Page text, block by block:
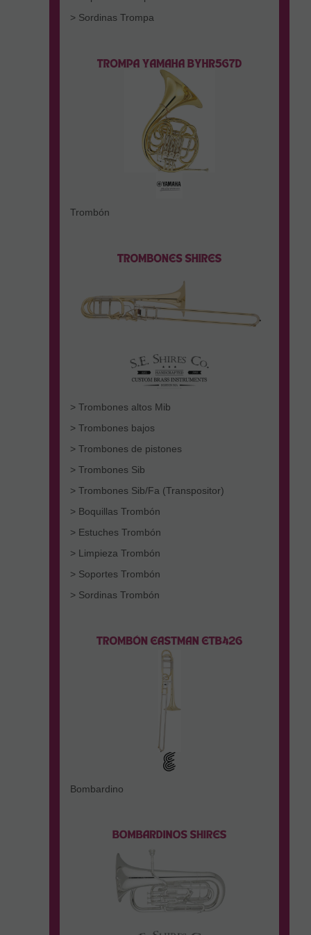
> Sordinas Trompa
Trombón
> Trombones altos Mib
> Trombones bajos
> Trombones de pistones
> Trombones Sib
> Trombones Sib/Fa (Transpositor)
> Boquillas Trombón
> Estuches Trombón
> Limpieza Trombón
> Soportes Trombón
> Sordinas Trombón
Bombardino